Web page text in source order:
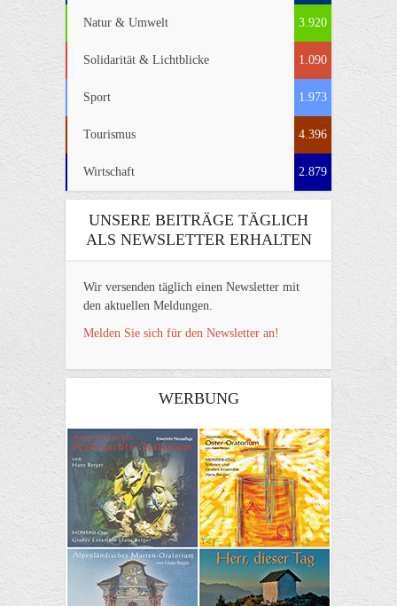
Natur & Umwelt 3.920
Solidarität & Lichtblicke 1.090
Sport 1.973
Tourismus 4.396
Wirtschaft 2.879
UNSERE BEITRÄGE TÄGLICH
ALS NEWSLETTER ERHALTEN
Wir versenden täglich einen Newsletter mit
den aktuellen Meldungen.
Melden Sie sich für den Newsletter an!
WERBUNG